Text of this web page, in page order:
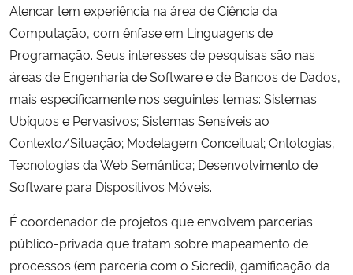
Ministério do Desenvolvimento Regional
Controladoria-Geral da União
Ministério da Mulher, da Família e dos Direitos Humanos
Secretaria-Geral
Secretaria de Governo
Gabinete de Segurança Institucional
Advocacia-Geral da União
Alencar tem experiência na área de Ciência da
Computação, com ênfase em Linguagens de
Programação. Seus interesses de pesquisas são nas
áreas de Engenharia de Software e de Bancos de Dados,
mais especificamente nos seguintes temas: Sistemas
Ubíquos e Pervasivos; Sistemas Sensíveis ao
Contexto/Situação; Modelagem Conceitual; Ontologias;
Tecnologias da Web Semântica; Desenvolvimento de
Software para Dispositivos Móveis.
É coordenador de projetos que envolvem parcerias
público-privada que tratam sobre mapeamento de
processos (em parceria com o Sicredi), gamificação da